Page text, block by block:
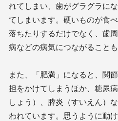
れてしまい、歯がグラグラに
てしまいます。硬いものが食
落ちたりするだけでなく、歯
病などの病気につながること
また、「肥満」になると、関
担をかけてしまうほか、糖尿
しょう）、膵炎（すいえん）
われています。思うように動